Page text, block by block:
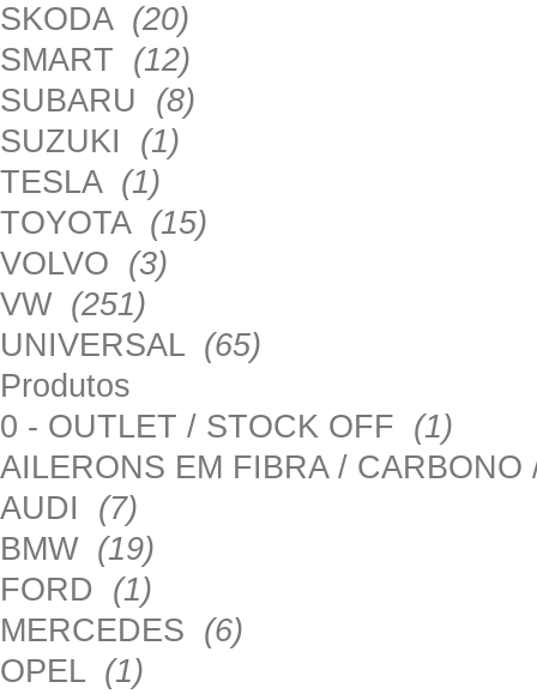
SKODA (20)
SMART (12)
SUBARU (8)
SUZUKI (1)
TESLA (1)
TOYOTA (15)
VOLVO (3)
VW (251)
UNIVERSAL (65)
Produtos
0 - OUTLET / STOCK OFF (1)
AILERONS EM FIBRA /
AUDI (7)
BMW (19)
FORD (1)
MERCEDES (6)
OPEL (1)